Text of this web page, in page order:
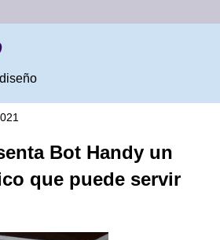
Bot Handy un
que puede servir